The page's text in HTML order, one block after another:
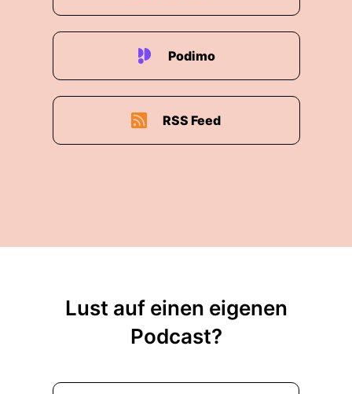
Podimo
RSS Feed
Lust auf einen eigenen
Podcast?